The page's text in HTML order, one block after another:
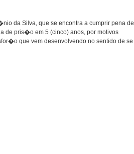
da Silva, que se encontra a cumprir pena de
de pris�o em 5 (cinco) anos, por motivos
que vem desenvolvendo no sentido de se